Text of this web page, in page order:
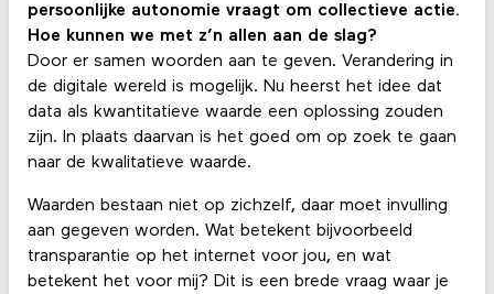
persoonlijke autonomie vraagt om collectieve actie.
Hoe kunnen we met z’n allen aan de slag?
Door er samen woorden aan te geven. Verandering in
de digitale wereld is mogelijk. Nu heerst het idee dat
data als kwantitatieve waarde een oplossing zouden
zijn. In plaats daarvan is het goed om op zoek te gaan
naar de kwalitatieve waarde.
Waarden bestaan niet op zichzelf, daar moet invulling
aan gegeven worden. Wat betekent bijvoorbeeld
transparantie op het internet voor jou, en wat
betekent het voor mij? Dit is een brede vraag waar je